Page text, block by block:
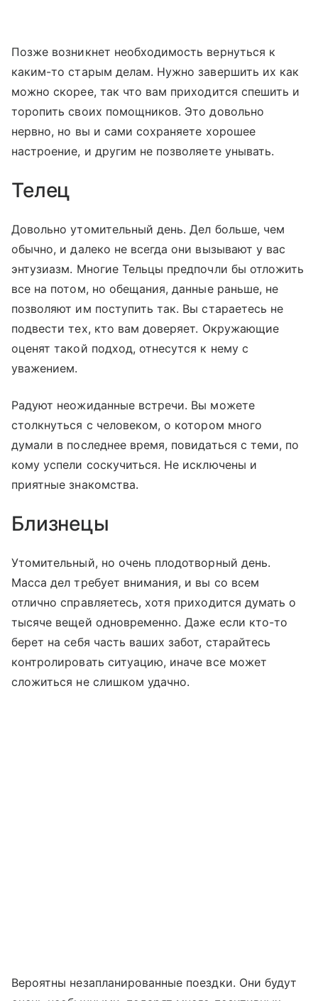
Позже возникнет необходимость вернуться к
каким-то старым делам. Нужно завершить их как
можно скорее, так что вам приходится спешить и
торопить своих помощников. Это довольно
нервно, но вы и сами сохраняете хорошее
настроение, и другим не позволяете унывать.
Телец
Довольно утомительный день. Дел больше, чем
обычно, и далеко не всегда они вызывают у вас
энтузиазм. Многие Тельцы предпочли бы отложить
все на потом, но обещания, данные раньше, не
позволяют им поступить так. Вы стараетесь не
подвести тех, кто вам доверяет. Окружающие
оценят такой подход, отнесутся к нему с
уважением.
Радуют неожиданные встречи. Вы можете
столкнуться с человеком, о котором много
думали в последнее время, повидаться с теми, по
кому успели соскучиться. Не исключены и
приятные знакомства.
Близнецы
Утомительный, но очень плодотворный день.
Масса дел требует внимания, и вы со всем
отлично справляетесь, хотя приходится думать о
тысяче вещей одновременно. Даже если кто-то
берет на себя часть ваших забот, старайтесь
контролировать ситуацию, иначе все может
сложиться не слишком удачно.
Вероятны незапланированные поездки. Они будут